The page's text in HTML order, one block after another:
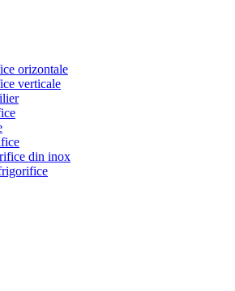
orizontale
verticale
din inox